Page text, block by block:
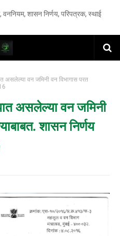
वननियम, शासन निर्णय, परिपत्रक, स्थाई
असलेल्या वन जमिनी वन विभागास परत
असलेल्या वन जमिनी
शासन निर्णय